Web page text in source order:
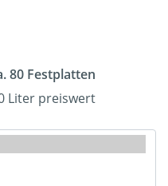
80 Festplatten
Liter preiswert